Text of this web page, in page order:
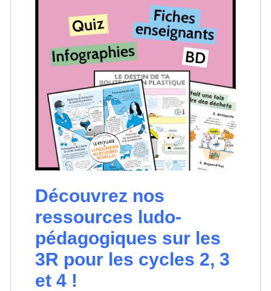
Découvrez nos
ressources ludo-
pédagogiques sur les
3R pour les cycles 2, 3
et 4 !